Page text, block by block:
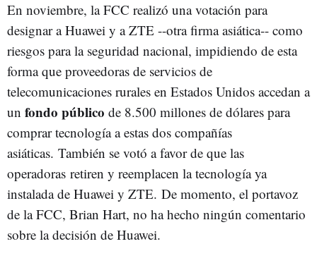
En noviembre, la FCC realizó una votación para
designar a Huawei y a ZTE --otra firma asiática-- como
riesgos para la seguridad nacional, impidiendo de esta
forma que proveedoras de servicios de
telecomunicaciones rurales en Estados Unidos accedan a
un fondo público de 8.500 millones de dólares para
comprar tecnología a estas dos compañías
asiáticas. También se votó a favor de que las
operadoras retiren y reemplacen la tecnología ya
instalada de Huawei y ZTE. De momento, el portavoz
de la FCC, Brian Hart, no ha hecho ningún comentario
sobre la decisión de Huawei.